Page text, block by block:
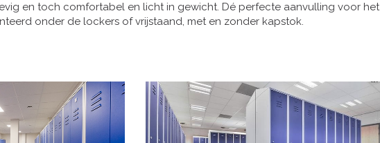
en toch comfortabel en licht in gewicht. Dé perfecte aanvulling voor het
onder de lockers of vrijstaand, met en zonder kapstok.